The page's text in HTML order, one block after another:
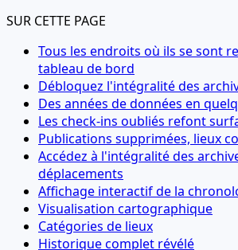
SUR CETTE PAGE
Tous les endroits où ils se sont
tableau de bord
Débloquez l'intégralité des
Des années de données en
Les check-ins oubliés refont
Publications supprimées, lieux
Accédez à l'intégralité des
déplacements
Affichage interactif de la
Visualisation cartographique
Catégories de lieux
Historique complet révélé